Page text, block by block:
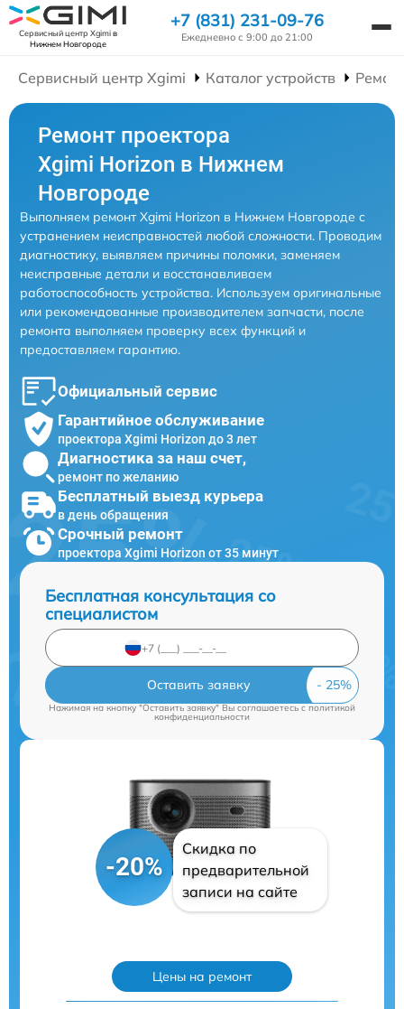
Сервисный центр Xgimiв
Нижнем Новгороде
+7 (831) 231-09-76
Ежедневно с 9:00 до 21:00
Сервисный центр Xgimi Каталог устройств
Ремонт проектора
Xgimi Horizon в Нижнем
Новгороде
Выполняем ремонт Xgimi Horizon в Нижнем Новгороде с
устранением неисправностей любой сложности. Проводим
диагностику, выявляем причины поломки, заменяем
неисправные детали и восстанавливаем
работоспособность устройства. Используем оригинальные
или рекомендованные производителем запчасти, после
ремонта выполняем проверку всех функций и
предоставляем гарантию.
Официальный сервис
Гарантийное обслуживание
проектора Xgimi Horizon до 3 лет
Диагностика за наш счет,
ремонт по желанию
Бесплатный выезд курьера
в день обращения
Срочный ремонт
проектора Xgimi Horizon от 35 минут
Бесплатная консультация со
специалистом
Оставить заявку
Нажимая на кнопку "Оставить заявку" Вы соглашаетесь c политикой
конфиденциальности
-20%
Скидка по
предварительной
записи на сайте
Цены на ремонт